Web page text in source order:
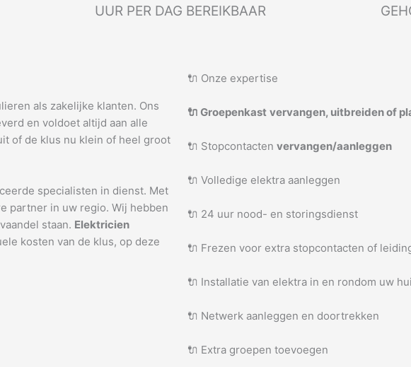
UUR PER DAG BEREIKBAAR
als zakelijke klanten. Ons
en voldoet altijd aan alle
of de klus nu klein of heel groot
specialisten in dienst. Met
partner in uw regio. Wij hebben
staan. Elektricien
kosten van de klus, op deze
🔌 Onze expertise
🔌 Groepenkast vervangen, uitbreiden of
🔌 Stopcontacten vervangen/aanleggen
🔌 Volledige elektra aanleggen
🔌 24 uur nood- en storingsdienst
🔌 Frezen voor extra stopcontacten of
🔌 Installatie van elektra in en rondom uw
🔌 Netwerk aanleggen en doortrekken
🔌 Extra groepen toevoegen